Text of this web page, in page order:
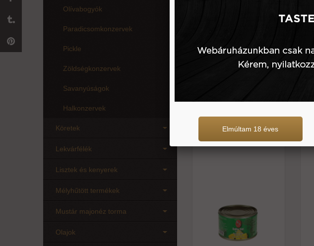
Olívabogyók
Paradicsomkonzervek
Pickle
Zöldségkonzervek
Savanyúságok
Halkonzervek
Köretek
Lekvárfélék
Lisztek és kenyerek
Mélyhűtött termékek
Mustár majonéz torma
Olajok
Felezett bambuszrügy
vízben -fx
Elmúltam 18 éves